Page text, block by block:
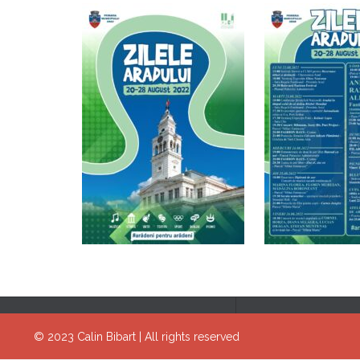
© 2023 Calin Bibart | All rights reserved